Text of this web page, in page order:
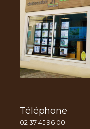
Téléphone
02 37 45 96 00